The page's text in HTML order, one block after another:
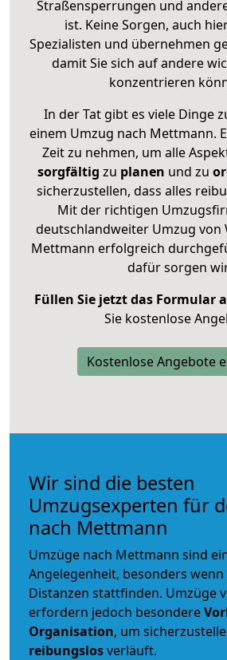
Straßensperrungen und
ist. Keine Sorgen, auch
Spezialisten und übernehmen
damit Sie sich auf andere
konzentrieren
In der Tat gibt es viele Dinge
einem Umzug nach Mettmann.
Zeit zu nehmen, um alle
sorgfältig zu planen und zu
sicherzustellen, dass alles
Mit der richtigen
deutschlandweiter Umzug von
Mettmann erfolgreich
dafür sorgen
Füllen Sie jetzt das Formular
Sie kostenlose
Kostenlose Angebote
Wir sind die besten
Umzugsexperten für
nach Mettmann
Umzüge nach Mettmann sind
Angelegenheit, besonders
Distanzen stattfinden. Umzüge
erfordern jedoch besondere
Organisation, um
reibungslosverläuft.